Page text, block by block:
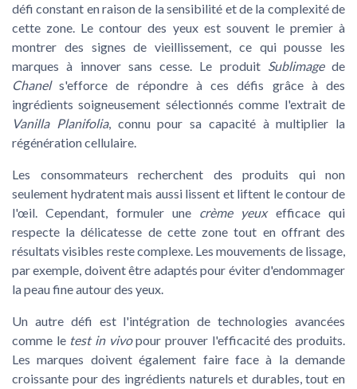
défi constant en raison de la sensibilité et de la complexité de
cette zone. Le contour des yeux est souvent le premier à
montrer des signes de vieillissement, ce qui pousse les
marques à innover sans cesse. Le produit Sublimagede
Chanels'efforce de répondre à ces défis grâce à des
ingrédients soigneusement sélectionnés comme l'extrait de
Vanilla Planifolia, connu pour sa capacité à multiplier la
régénération cellulaire.
Les consommateurs recherchent des produits qui non
seulement hydratent mais aussi lissent et liftent le contour de
l'œil. Cependant, formuler une crème yeuxefficace qui
respecte la délicatesse de cette zone tout en offrant des
résultats visibles reste complexe. Les mouvements de lissage,
par exemple, doivent être adaptés pour éviter d'endommager
la peau fine autour des yeux.
Un autre défi est l'intégration de technologies avancées
comme le test in vivopour prouver l'efficacité des produits.
Les marques doivent également faire face à la demande
croissante pour des ingrédients naturels et durables, tout en